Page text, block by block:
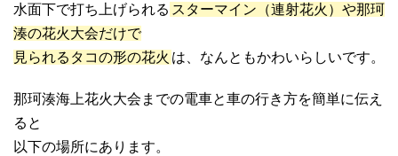
水面下で打ち上げられる スターマイン（連射花火）や那珂
湊の花火大会だけで
見られるタコの形の花火 は、なんともかわいらしいです。
那珂湊海上花火大会までの電車と車の行き方を簡単に伝え
ると
以下の場所にあります。